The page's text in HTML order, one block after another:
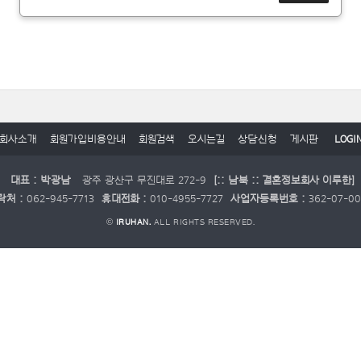
사소개 회원가입비용안내 회원검색 오시는길 상담신청 게시판 LOGIN
대표 : 박광남 광주 광산구 무진대로 272-9
[:: 남북 :: 결혼정보회사 이루한]
처 : 062-945-7713 휴대전화 : 010-4955-7727 사업자등록번호 : 362-07-
© IRUHAN. ALL RIGHTS RESERVED.